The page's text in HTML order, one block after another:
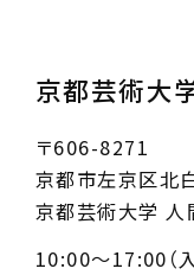
京都芸術大
〒606-8271
京都市左京区北
京都芸術大学 人
10:00〜17:00（